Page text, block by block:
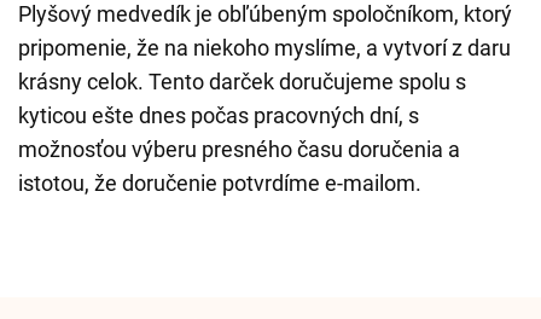
Plyšový medvedík je obľúbeným spoločníkom, ktorý
pripomenie, že na niekoho myslíme, a vytvorí z daru
krásny celok. Tento darček doručujeme spolu s
kyticou ešte dnes počas pracovných dní, s
možnosťou výberu presného času doručenia a
istotou, že doručenie potvrdíme e-mailom.